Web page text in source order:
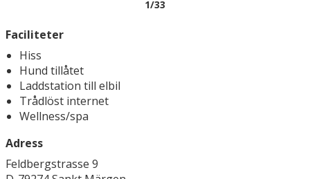
gränsen till Alsace och uppleva Strasbourg (100 km),
Koenigsbourg (83 km). Här blir det tydligt att DER
HIRSCHEN inte bara är en plats att bo på, utan en lugn
och idealisk bas mitt i ett av Europas mest variationsrika
och stämningsfulla landskap.
1/33
Faciliteter
Hiss
Hund tillåtet
Laddstation till elbil
Trådlöst internet
Wellness/spa
Adress
Feldbergstrasse 9